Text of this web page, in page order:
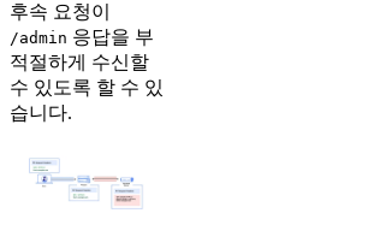
후속 요청이
/admin 응답을 부
적절하게 수신할
수 있도록 할 수 있
습니다.